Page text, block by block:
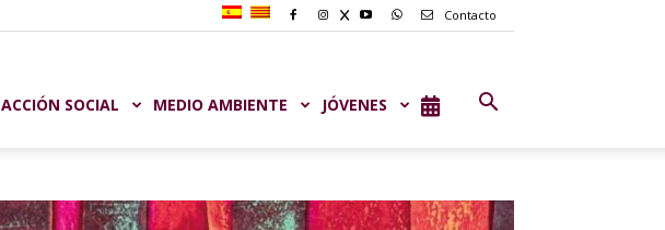
Contacto
ACCIÓN SOCIAL MEDIO AMBIENTE JÓVENES